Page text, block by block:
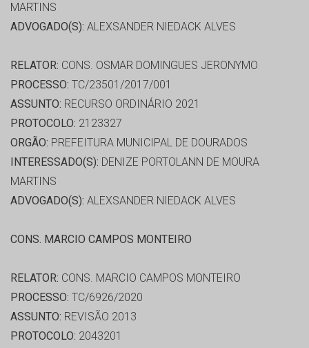
MARTINS
ADVOGADO(S): ALEXSANDER NIEDACK ALVES
RELATOR: CONS. OSMAR DOMINGUES JERONYMO
PROCESSO: TC/23501/2017/001
ASSUNTO: RECURSO ORDINÁRIO 2021
PROTOCOLO: 2123327
ORGÃO: PREFEITURA MUNICIPAL DE DOURADOS
INTERESSADO(S): DENIZE PORTOLANN DE MOURA
MARTINS
ADVOGADO(S): ALEXSANDER NIEDACK ALVES
CONS. MARCIO CAMPOS MONTEIRO
RELATOR: CONS. MARCIO CAMPOS MONTEIRO
PROCESSO: TC/6926/2020
ASSUNTO: REVISÃO 2013
PROTOCOLO: 2043201